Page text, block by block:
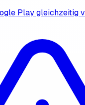
Play gleichzeitig